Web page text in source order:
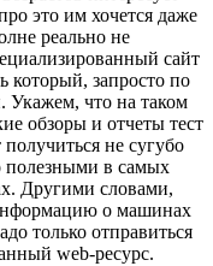
это им хочется даже
реально не
сайт
запросто по
Укажем, что на таком
обзоры и отчеты тест
не сугубо
полезными в самых
Другими словами,
о машинах
только отправиться
web-ресурс.